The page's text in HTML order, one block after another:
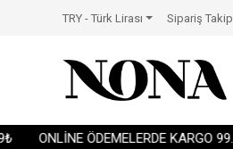
ONLİNE ÖDEMELERDE KARGO
TRY - Türk Lirası Sipariş Takip